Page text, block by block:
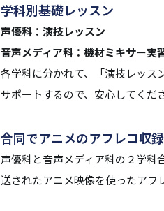
学科別基礎レッスン
声優科：演技レッスン
音声メディア科：機材ミキサー実
各学科に分かれて、「演技レッス
サポートするので、安心してくだ
合同でアニメのアフレコ収録
声優科と音声メディア科の２学科
送されたアニメ映像を使ったアフ